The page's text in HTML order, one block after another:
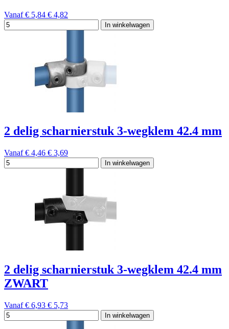
Vanaf € 5,84 € 4,82
In winkelwagen
2 delig scharnierstuk 3-wegklem 42.4 mm
Vanaf € 4,46 € 3,69
In winkelwagen
2 delig scharnierstuk 3-wegklem 42.4 mm
ZWART
Vanaf € 6,93 € 5,73
In winkelwagen